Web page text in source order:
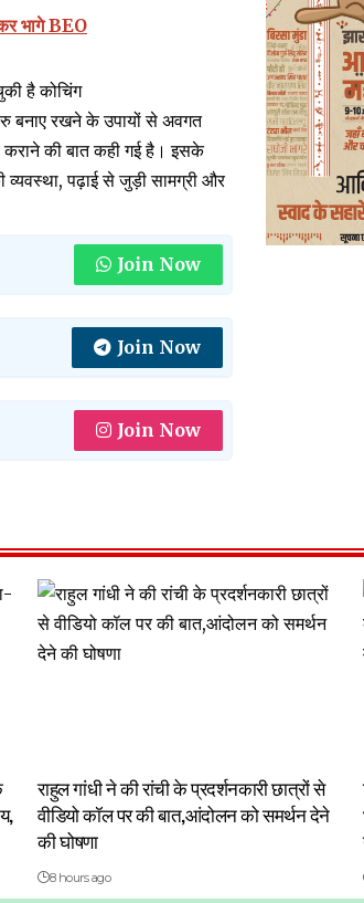
भागे BEO
है कोचिंग
बनाए रखने के उपायों से अवगत
की बात कही गई है। इसके
व्यवस्था, पढ़ाई से जुड़ी सामग्री और
Join Now
Join Now
Join Now
राहुल गांधी ने की रांची के प्रदर्शनकारी छात्रों से
वीडियो कॉल पर की बात,आंदोलन को समर्थन देने
की घोषणा
8 hours ago